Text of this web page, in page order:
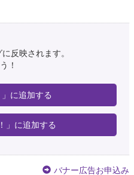
反映されます。
！
」に追加する
」に追加する
バナー広告お申込み